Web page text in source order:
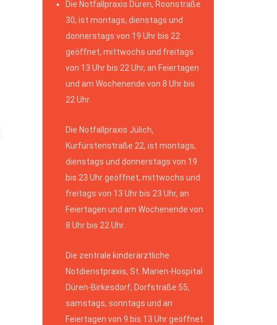
Die Notfallpraxis Düren, Roonstraße
30, ist montags, dienstags und
donnerstags von 19 Uhr bis 22
geöffnet, mittwochs und freitags
von 13 Uhr bis 22 Uhr, an Feiertagen
und am Wochenende von 8 Uhr bis
22 Uhr.
Die Notfallpraxis Jülich,
Kurfürstenstraße 22, ist montags,
dienstags und donnerstags von 19
bis 23 Uhr geöffnet, mittwochs und
freitags von 13 Uhr bis 23 Uhr, an
Feiertagen und am Wochenende von
8 Uhr bis 22 Uhr.
Die zentrale kinderärztliche
Notdienstpraxis, St. Marien-Hospital
Düren-Birkesdorf, Dorfstraße 55,
samstags, sonntags und an
Feiertagen von 9 bis 13 Uhr geöffnet.